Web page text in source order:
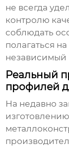
не всегда
контролю
соблюдать
полагаться
независимый
Реальный
профилей
На недавно